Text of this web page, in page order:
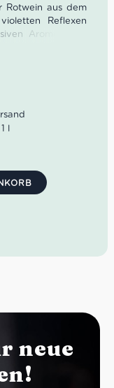
Rotwein aus dem
Reflexen
Aromen von
sich vollmundig,
Tanninen und
Primitivo di
Reflexen
samtige
l
neue